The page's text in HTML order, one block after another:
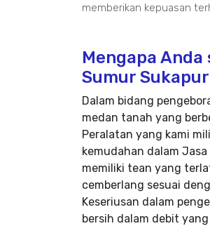
memberikan kepuasan
Mengapa
Sumur
Dalam bidang
medan tanah yang
Peralatan yang kami
kemudahan dalam
memiliki tean yang
cemberlang sesuai
Keseriusan dalam
bersih dalam debit